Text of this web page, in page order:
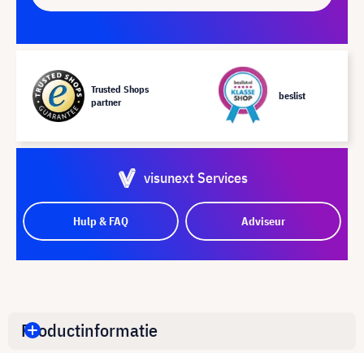
Trusted Shops
partner
beslist
visunext Services
Hulp & FAQ Adviseur
Productinformatie